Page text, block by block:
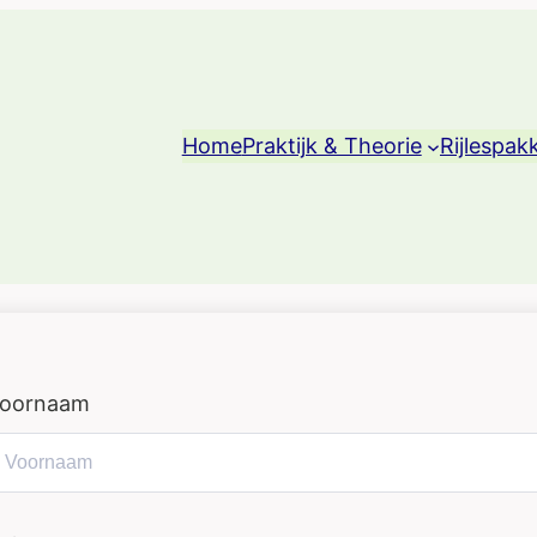
HomePraktijk & Theorie